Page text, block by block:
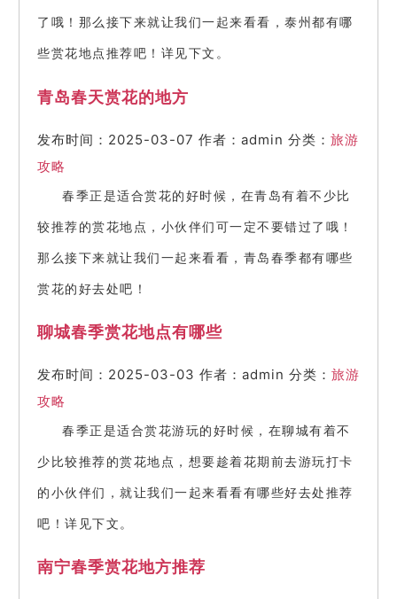
了哦！那么接下来就让我们一起来看看，泰州都有哪
些赏花地点推荐吧！详见下文。
青岛春天赏花的地方
发布时间：2025-03-07 作者：admin 分类： 旅游
攻略
春季正是适合赏花的好时候，在青岛有着不少比
较推荐的赏花地点，小伙伴们可一定不要错过了哦！
那么接下来就让我们一起来看看，青岛春季都有哪些
赏花的好去处吧！
聊城春季赏花地点有哪些
发布时间：2025-03-03 作者：admin 分类： 旅游
攻略
春季正是适合赏花游玩的好时候，在聊城有着不
少比较推荐的赏花地点，想要趁着花期前去游玩打卡
的小伙伴们，就让我们一起来看看有哪些好去处推荐
吧！详见下文。
南宁春季赏花地方推荐